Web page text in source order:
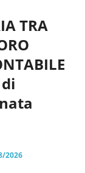
TRA
2026